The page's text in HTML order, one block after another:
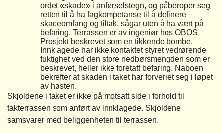
ordet «skade» i anførselstegn, og påberoper seg
retten til å ha fagkompetanse til å definere
skadeomfang og tiltak, sågar uten å ha vært på
befaring. Terrassen er av ingeniør hos OBOS
Prosjekt beskrevet som en tikkende bombe.
Innklagede har ikke kontaktet styret vedrørende
fuktighet ved den store nedbørsmengden som er
beskrevet, heller ikke foretatt befaring. Naboen
bekrefter at skaden i taket har forverret seg i løpet
av høsten.
Skjoldene i taket er ikke på motsatt side i forhold til
takterrassen som anført av innklagede. Skjoldene
samsvarer med beliggenheten til terrassen.